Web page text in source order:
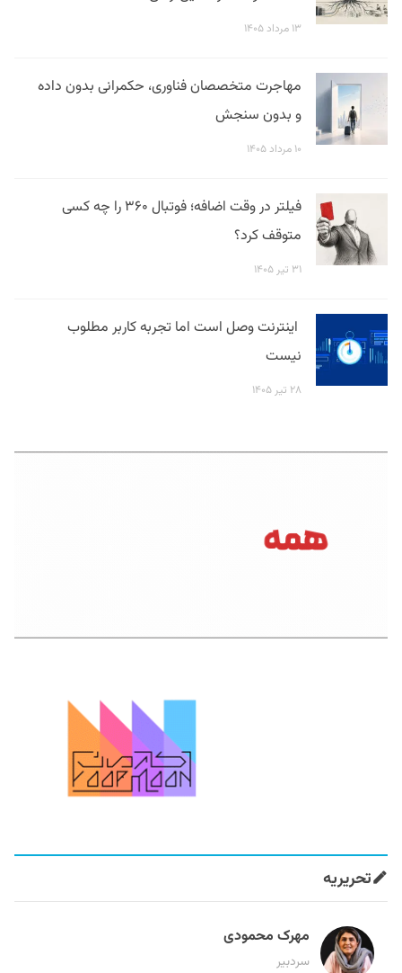
۱۳ مرداد ۱۴۰۵
مهاجرت متخصصان فناوری، حکمرانی بدون داده
و بدون سنجش
۱۰ مرداد ۱۴۰۵
فیلتر در وقت اضافه؛ فوتبال ۳۶۰ را چه کسی
متوقف کرد؟
۳۱ تیر ۱۴۰۵
اینترنت وصل است اما تجربه کاربر مطلوب
نیست
۲۸ تیر ۱۴۰۵
تحریریه
مهرک محمودی
سردبیر